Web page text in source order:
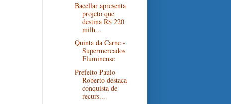
Bacellar apresenta
projeto que
destina R$ 220
milh...
Quinta da Carne -
Supermercados
Fluminense
Prefeito Paulo
Roberto destaca
conquista de
recurs...